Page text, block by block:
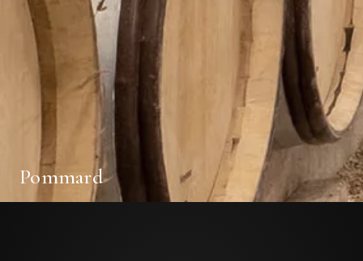
Pommard